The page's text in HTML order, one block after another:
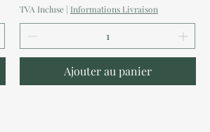
TVA Incluse | Informations Livraison
Ajouter au panier